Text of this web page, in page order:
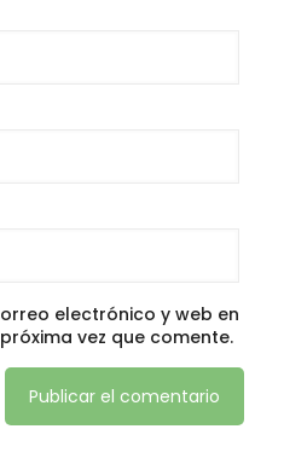
electrónico y web en
vez que comente.